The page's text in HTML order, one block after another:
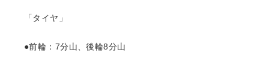
「タイヤ」
●前輪：7分山、後輪8分山